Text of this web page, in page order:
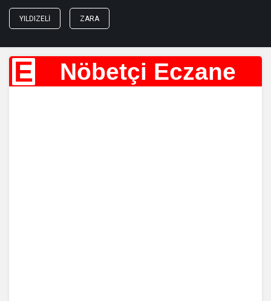
YILDIZELI ZARA
E Nöbetçi Eczane